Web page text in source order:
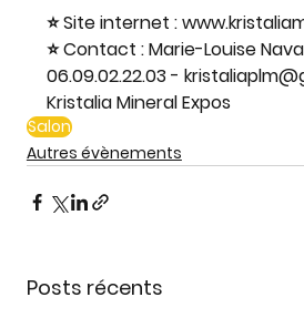
⭐ Site internet :
⭐ Contact : Marie-Louise
06.09.02.22.03 -
Kristalia Mineral Expos
Salon
Autres évènements
Posts récents